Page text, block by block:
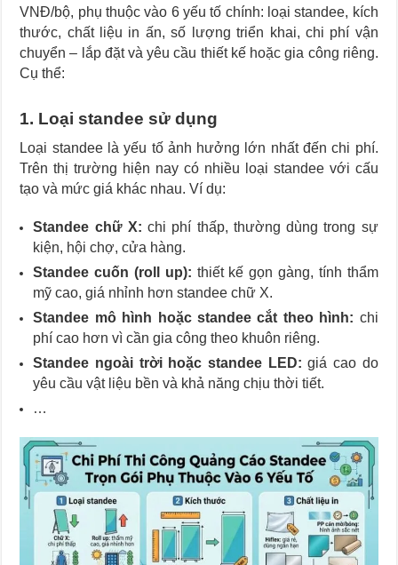
VNĐ/bộ, phụ thuộc vào 6 yếu tố chính: loại standee, kích
thước, chất liệu in ấn, số lượng triển khai, chi phí vận
chuyển – lắp đặt và yêu cầu thiết kế hoặc gia công riêng.
Cụ thể:
1. Loại standee sử dụng
Loại standee là yếu tố ảnh hưởng lớn nhất đến chi phí.
Trên thị trường hiện nay có nhiều loại standee với cấu
tạo và mức giá khác nhau. Ví dụ:
Standee chữ X: chi phí thấp, thường dùng trong sự
kiện, hội chợ, cửa hàng.
Standee cuốn (roll up): thiết kế gọn gàng, tính thẩm
mỹ cao, giá nhỉnh hơn standee chữ X.
Standee mô hình hoặc standee cắt theo hình: chi
phí cao hơn vì cần gia công theo khuôn riêng.
Standee ngoài trời hoặc standee LED: giá cao do
yêu cầu vật liệu bền và khả năng chịu thời tiết.
…